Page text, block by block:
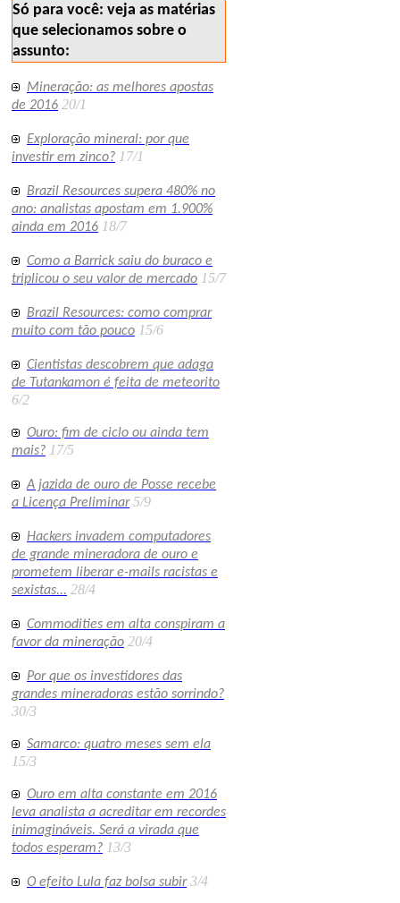
Só para você: veja as matérias
que selecionamos sobre o
assunto:
Mineração: as melhores apostas
de 2016 20/1
Exploração mineral: por que
investir em zinco? 17/1
Brazil Resources supera 480% no
ano: analistas apostam em 1.900%
ainda em 2016 18/7
Como a Barrick saiu do buraco e
triplicou o seu valor de mercado 15/7
Brazil Resources: como comprar
muito com tão pouco 15/6
Cientistas descobrem que adaga
de Tutankamon é feita de meteorito
6/2
Ouro: fim de ciclo ou ainda tem
mais? 17/5
A jazida de ouro de Posse recebe
a Licença Preliminar 5/9
Hackers invadem computadores
de grande mineradora de ouro e
prometem liberar e-mails racistas e
sexistas... 28/4
Commodities em alta conspiram a
favor da mineração 20/4
Por que os investidores das
grandes mineradoras estão sorrindo?
30/3
Samarco: quatro meses sem ela
15/3
Ouro em alta constante em 2016
leva analista a acreditar em recordes
inimagináveis. Será a virada que
todos esperam? 13/3
O efeito Lula faz bolsa subir 3/4